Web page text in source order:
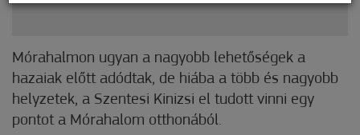
Mórahalmon ugyan a nagyobb lehetőségek a
hazaiak előtt adódtak, de hiába a több és nagyobb
helyzetek, a Szentesi Kinizsi el tudott vinni egy
pontot a Mórahalom otthonából.